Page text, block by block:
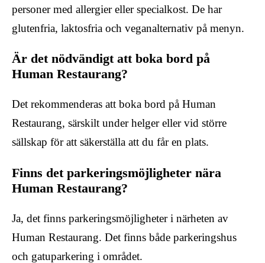
personer med allergier eller specialkost. De har
glutenfria, laktosfria och veganalternativ på menyn.
Är det nödvändigt att boka bord på
Human Restaurang?
Det rekommenderas att boka bord på Human
Restaurang, särskilt under helger eller vid större
sällskap för att säkerställa att du får en plats.
Finns det parkeringsmöjligheter nära
Human Restaurang?
Ja, det finns parkeringsmöjligheter i närheten av
Human Restaurang. Det finns både parkeringshus
och gatuparkering i området.